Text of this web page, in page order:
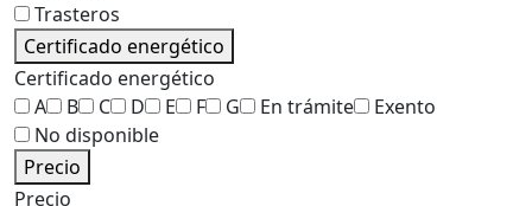
Trasteros
Certificado energético
Certificado energético
A
B C D E F G En trámite
Exento
No disponible
Precio
Precio